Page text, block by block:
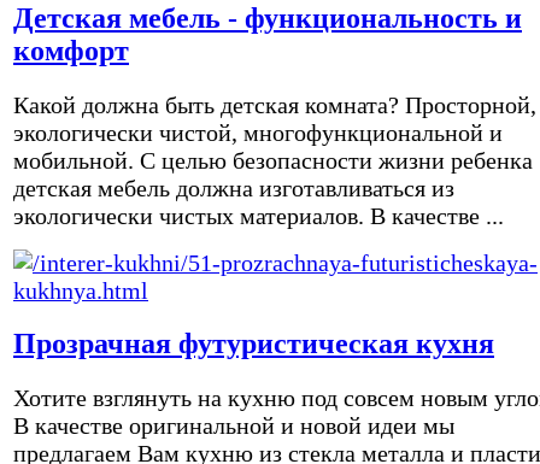
Детская мебель - функциональность и
комфорт
Какой должна быть детская комната? Просторной,
экологически чистой, многофункциональной и
мобильной. С целью безопасности жизни ребенка
детская мебель должна изготавливаться из
экологически чистых материалов. В качестве ...
Прозрачная футуристическая кухня
Хотите взглянуть на кухню под совсем новым
В качестве оригинальной и новой идеи мы
предлагаем Вам кухню из стекла металла и